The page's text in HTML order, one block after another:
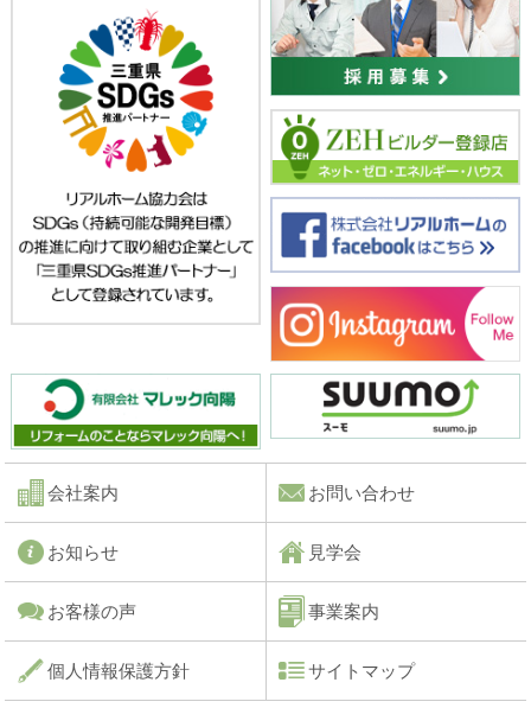
会社案内 お問い合わせ
お知らせ 見学会
お客様の声 事業案内
個人情報保護方針 サイトマップ